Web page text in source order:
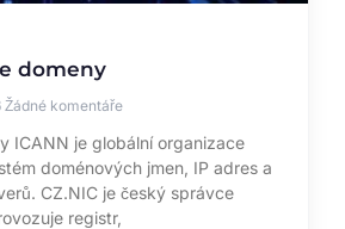
domeny
Žádné komentáře
ICANN je globální organizace
doménových jmen, IP adres a
CZ.NIC je český správce
registr,